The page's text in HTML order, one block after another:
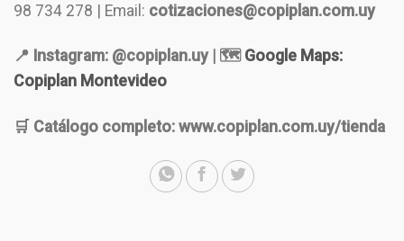
98 734 278 | Email: cotizaciones@copiplan.com.uy
📍 Instagram: @copiplan.uy | 🗺️Google Maps:
Copiplan Montevideo
🛒 Catálogo completo: www.copiplan.com.uy/tienda